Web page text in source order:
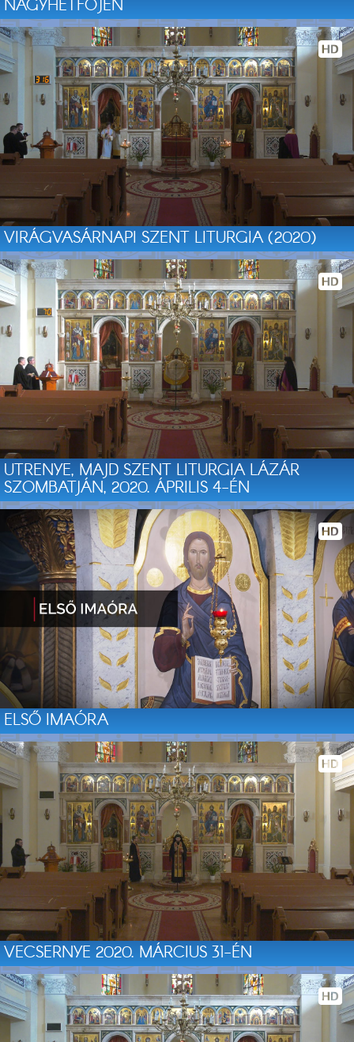
NAGYHÉTFŐJÉN
VIRÁGVASÁRNAPI SZENT LITURGIA (2020)
UTRENYE, MAJD SZENT LITURGIA LÁZÁR
SZOMBATJÁN, 2020. ÁPRILIS 4-ÉN
ELSŐ IMAÓRA
VECSERNYE 2020. MÁRCIUS 31-ÉN